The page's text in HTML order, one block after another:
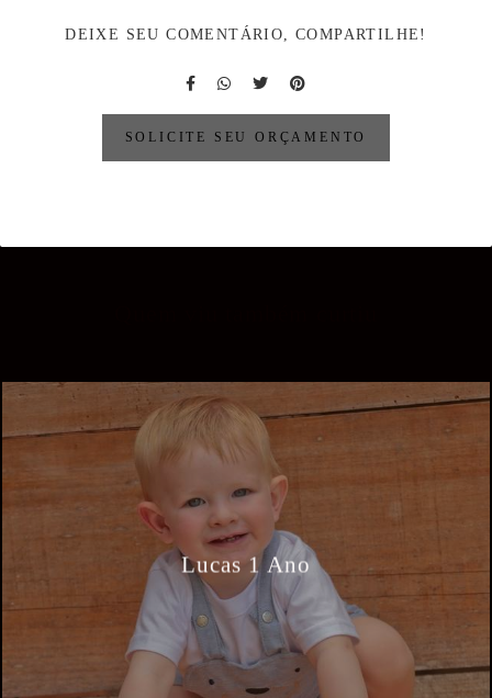
DEIXE SEU COMENTÁRIO, COMPARTILHE!
SOLICITE SEU ORÇAMENTO
Lucas 1 Ano